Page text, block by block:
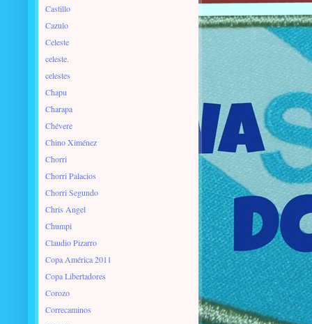
Castillo
Cazulo
Celeste
celeste.
celestes
Chapu
Charapa
Chévere
Chino Ximénez
Chorri
Chorri Palacios
Chorri Segundo
Chris Angel
Chumpi
Claudio Pizarro
Copa América 2011
Copa Libertadores
Corozo
Correcaminos